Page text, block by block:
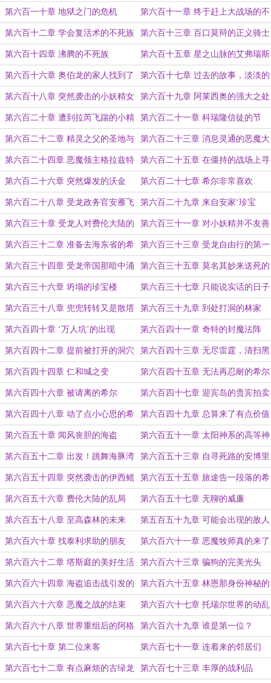
第六百一十章 地狱之门的危机 第六百十一章 终于赶上大战场的不
死族
第六百十二章 学会复活术的不死族
牧师
第六百十三章 百口莫辩的正义骑士
团
第六百十四章 沸腾的不死族 第六百十五章 星之山脉的艾弗瑞斯
卡之剑
第六百十六章 奥伯龙的家人找到了 第六百十七章 过去的故事，淡淡的
悲凉
第六百十八章 突然袭击的小妖精女
王
第六百十九章 阿莱西奥的强大之处
第六百二十章 遭到拉芮飞踹的小精
灵女王
第六百二十一章 科瑞隆信徒的节
日：新月的森林圣餐
第六百二十二章 精灵之父的圣地与
雕像
第六百二十三章 消息灵通的恶魔大
军
第六百二十四章 恶魔领主格拉兹特
的激烈反应
第六百二十五章 在僵持的战场上寻
找机会
第六百二十六章 突然爆发的沃金 第六百二十七章 希尔非常喜欢
的‘迎宾使者’
第六百二十八章 受龙政务官安雁飞
的尴尬
第六百二十九章 来自安家‘珍宝
楼’的掌柜
第六百三十章 受龙人对费伦大陆的
怨念所在
第六百三十一章 对小妖精并不友善
的受龙
第六百三十二章 准备去海东省的希
尔
第六百三十三章 受龙自由行的第一
站，仁和
第六百三十四章 受龙帝国那暗中涌
动的波涛
第六百三十五章 莫名其妙来送死的
人
第六百三十六章 坍塌的珍宝楼 第六百三十七章 只能说实话的日子
好痛苦啊!
第六百三十八章 兜兜转转又是散塔
林
第六百三十九章 到处打洞的林家
第六百四十章 ‘万人坑’的出现 第六百四十一章 奇特的封魔法阵
第六百四十二章 提前被打开的洞穴 第六百四十三章 无尽雷霆，清扫黑
暗
第六百四十四章 仁和城之变 第六百四十五章 无法再忍耐的希尔
第六百四十六章 被请离的希尔 第六百四十七章 迎宾岛的贵宾拍卖
会
第六百四十八章 动了点小心思的希
尔
第六百四十九章 总算来了有点价值
的鱼
第六百五十章 闻风丧胆的海盗 第六百五十一章 太阳神系的高等神
器
第六百五十二章 出发！跳舞海豚湾 第六百五十三章 自寻死路的安博里
第六百五十四章 突然袭击的伊西鳐
鱼
第六百五十五章 旅途告一段落的希
尔
第六百五十六章 费伦大陆的乱局 第六百五十七章 无聊的威廉
第六百五十八章 至高森林的未来 第五百五十九章 可能会出现的敌人
第六百六十章 找泰利求助的朋友 第六百六十一章 恶魔牧师真的来了
第六百六十二章 塔斯庭的美好生活 第六百六十三章 骗狗的完美光头
第六百六十四章 海盗追击战引发的
幕后闹剧
第六百六十五章 林恩那身份神秘的
父亲
第六百六十六章 恶魔之战的结束 第六百六十七章 托瑞尔世界的动乱
第六百六十八章 世界重组后的阿格
莱亚城
第六百六十九章 谁是第一位？
第六百七十章 第二位来客 第六百七十一章 连着来的邻居们
第六百七十二章 有点麻烦的古绿龙 第六百七十三章 丰厚的战利品